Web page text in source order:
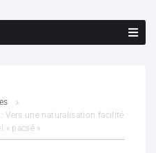
Vers une naturalisation facilité
« pacsé »